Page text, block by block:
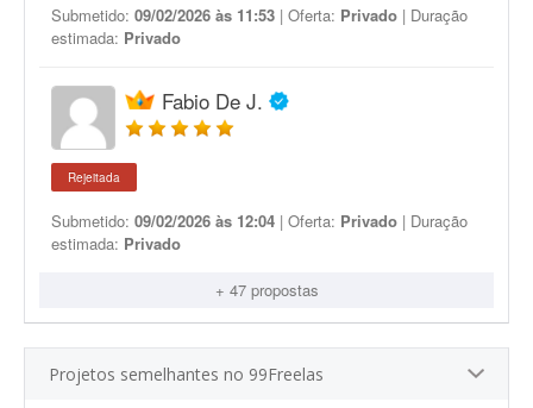
Submetido: 09/02/2026 às 11:53 | Oferta: Privado | Duração
estimada: Privado
Fabio De J.
Rejeitada
Submetido: 09/02/2026 às 12:04 | Oferta: Privado | Duração
estimada: Privado
+ 47 propostas
Projetos semelhantes no 99Freelas